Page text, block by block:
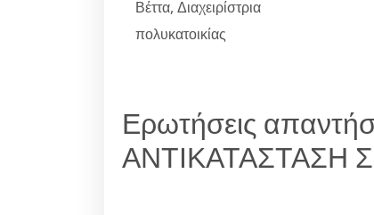
Βέττα, Διαχειρίστρια
πολυκατοικίας
Ερωτήσεις
ΑΝΤΙΚΑΤΑΣΤΑΣΗ